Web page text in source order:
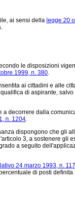
ai sensi della legge 20
le disposizioni
1999, n. 380.
ai cittadini e alle
di aspirante,
decorrere dalla
n. 1204.
dispongono che gli
3, a sostenere gli
a seguito
24 marzo 1993, n. 117
di posti